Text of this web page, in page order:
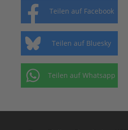
Teilen auf Facebook
Teilen auf Bluesky
Teilen auf Whatsapp